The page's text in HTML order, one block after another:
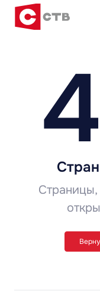
Страницы,